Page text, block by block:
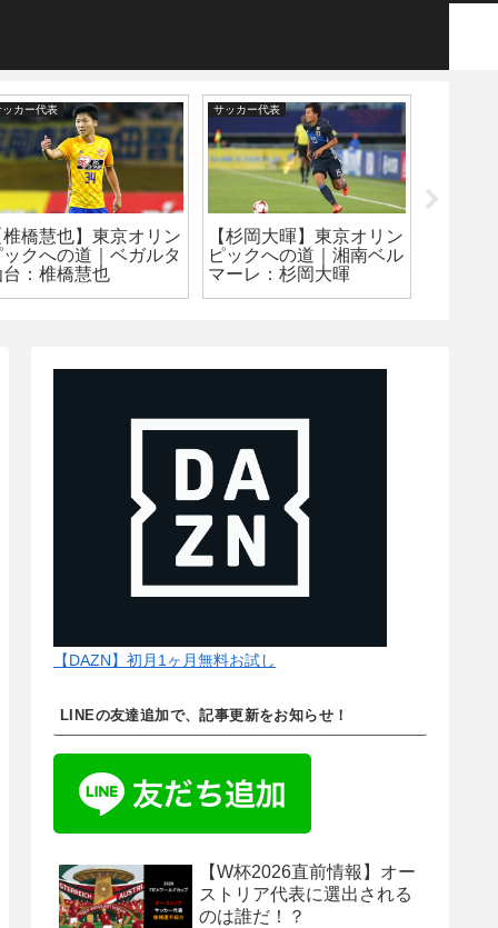
ッカー代表
椎橋慧也】東京オリン
ックへの道｜ベガルタ
台：椎橋慧也
サッカー代表
【杉岡大暉】東京オリン
ピックへの道｜湘南ベル
マーレ：杉岡大暉
【DAZN】初月1ヶ月無料お試し
LINEの友達追加で、記事更新をお知らせ！
【W杯2026直前情報】オー
ストリア代表に選出される
のは誰だ！？